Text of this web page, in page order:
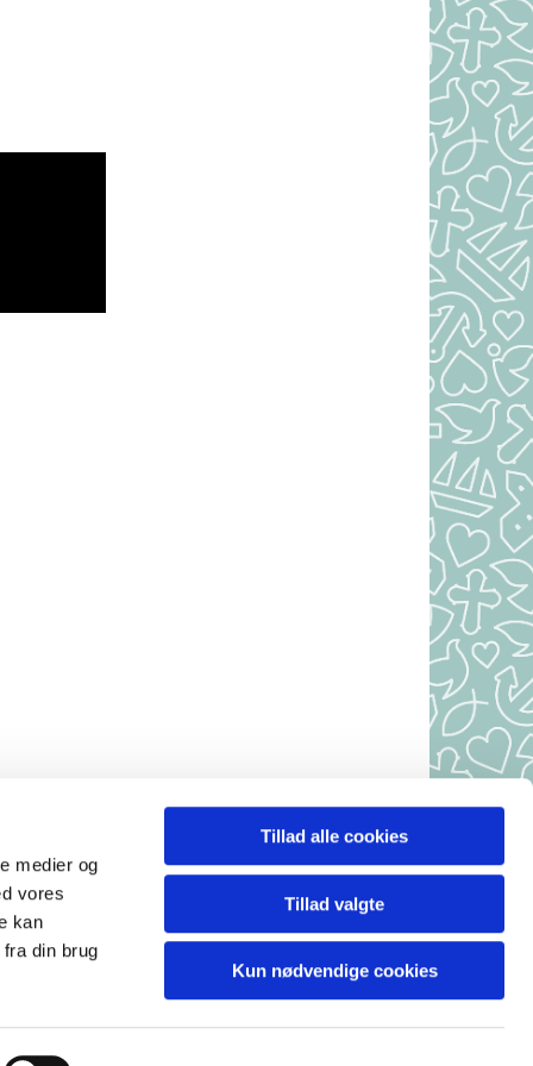
medier og
vores
kan
din brug
Tillad alle cookies
Tillad valgte
Kun nødvendige cookies
Aulum